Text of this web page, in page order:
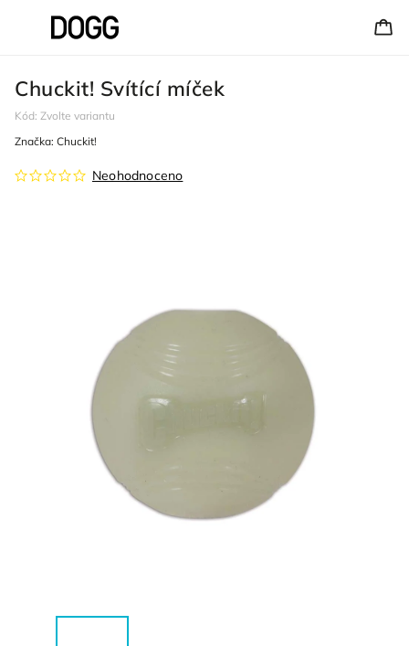
Chuckit! Svítící míček
Kód: Zvolte variantu
Neohodnoceno
Značka: Chuckit!